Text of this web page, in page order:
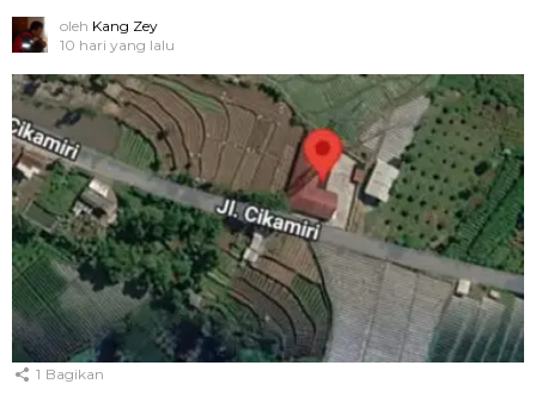
oleh Kang Zey
10 hari yang lalu
1 Bagikan